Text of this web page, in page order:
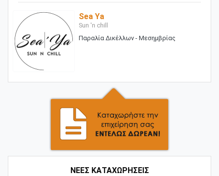
Sea Ya
Sun 'n chill
Παραλία Δικέλλων - Μεσημβρίας
ΝΕΕΣ ΚΑΤΑΧΩΡΗΣΕΙΣ